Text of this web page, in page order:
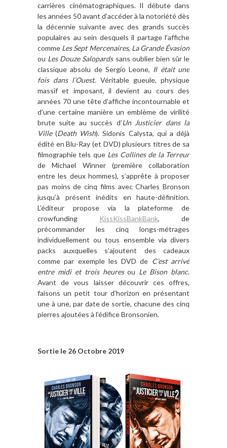
carrières cinématographiques. Il débute dans
les années 50 avant d’accéder à la notoriété dès
la décennie suivante avec des grands succès
populaires au sein desquels il partage l’affiche
comme Les Sept Mercenaires, La Grande Évasion
ou Les Douze Salopardssans oublier bien sûr le
classique absolu de Sergio Leone, Il était une
fois dans l’Ouest. Véritable gueule, physique
massif et imposant, il devient au cours des
années 70 une tête d’affiche incontournable et
d’une certaine manière un emblème de virilité
brute suite au succès d’Un Justicier dans la
Ville(Death Wish). Sidonis Calysta, qui a déjà
édité en Blu-Ray (et DVD) plusieurs titres de sa
filmographie tels que Les Collines de la Terreur
de Michael Winner (première collaboration
entre les deux hommes), s’apprête à proposer
pas moins de cinq films avec Charles Bronson
jusqu’à présent inédits en haute-définition.
L’éditeur propose via la plateforme de
crowfunding KissKissBankBank, de
précommander les cinq longs-métrages
individuellement ou tous ensemble via divers
packs auxquelles s’ajoutent des cadeaux
comme par exemple les DVD de C’est arrivé
entre midi et trois heuresou Le Bison blanc.
Avant de vous laisser découvrir ces offres,
faisons un petit tour d’horizon en présentant
une à une, par date de sortie, chacune des cinq
pierres ajoutées à l’édifice Bronsonien.
Sortie le 26 Octobre 2019